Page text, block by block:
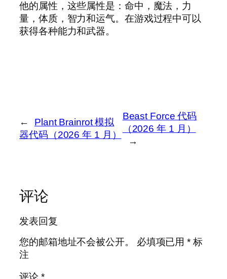
他的属性，这些属性是：命中，魔法，力
量，体质，智力和运气。在游戏过程中可以
获得各种能力和武器。
←
Plant Brainrot 模拟
器代码（2026 年 1 月）
Beast Force 代码
（2026 年 1 月）
→
评论
发表回复
您的邮箱地址不会被公开。
必填项已用* 标
注
评论 *